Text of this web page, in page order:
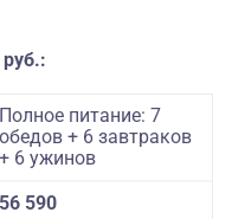
Полное питание: 7
обедов + 6 завтраков
+ 6 ужинов
56 590